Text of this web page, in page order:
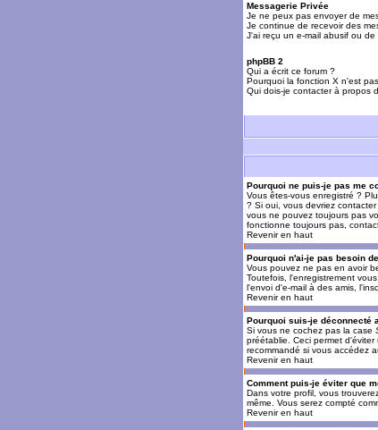
Messagerie Privée
Je ne peux pas envoyer de
Je continue de recevoir des
J'ai reçu un e-mail abusif ou
phpBB 2
Qui a écrit ce forum ?
Pourquoi la fonction X n'est
Qui dois-je contacter à propos
Pourquoi ne puis-je pas me
Vous êtes-vous enregistré ?
? Si oui, vous devriez
vous ne pouvez toujours pas
fonctionne toujours pas,
Revenir en haut
Pourquoi n'ai-je pas besoin
Vous pouvez ne pas en avoir
Toutefois, l'enregistrement
l'envoi d'e-mail à des amis,
Revenir en haut
Pourquoi suis-je déconnecté
Si vous ne cochez pas la case
préétablie. Ceci permet
recommandé si vous accédez
Revenir en haut
Comment puis-je éviter que
Dans votre profil, vous
même. Vous serez compté
Revenir en haut